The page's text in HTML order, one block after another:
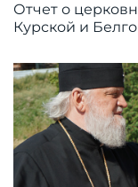
Отчет о
Курской и